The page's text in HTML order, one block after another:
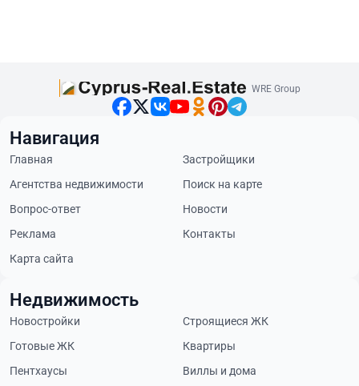
WRE Group
Навигация
Главная
Застройщики
Агентства недвижимости
Поиск на карте
Вопрос-ответ
Новости
Реклама
Контакты
Карта сайта
Недвижимость
Новостройки
Строящиеся ЖК
Готовые ЖК
Квартиры
Пентхаусы
Виллы и дома